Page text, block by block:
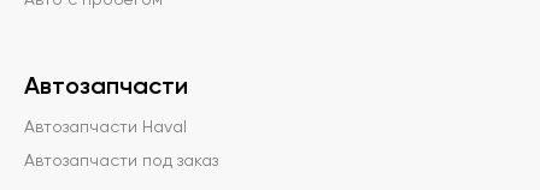
Автозапчасти
Автозапчасти Haval
Автозапчасти под заказ